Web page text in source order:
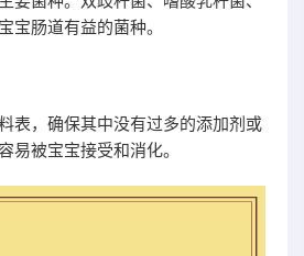
宝肠道有益的菌种。
表，确保其中没有过多的添加剂或
易被宝宝接受和消化。